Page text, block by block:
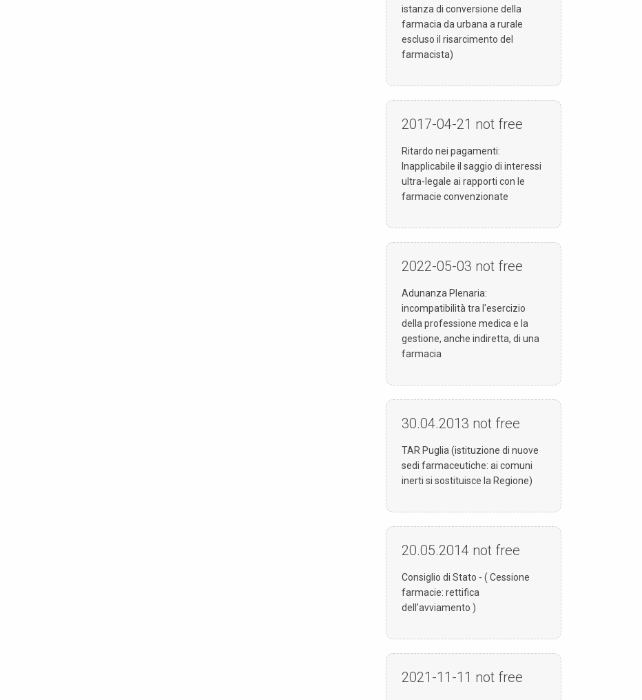
istanza di conversione della
farmacia da urbana a rurale
escluso il risarcimento del
farmacista)
2017-04-21 not free
Ritardo nei pagamenti:
Inapplicabile il saggio di interessi
ultra-legale ai rapporti con le
farmacie convenzionate
2022-05-03 not free
Adunanza Plenaria:
incompatibilità tra l'esercizio
della professione medica e la
gestione, anche indiretta, di una
farmacia
30.04.2013 not free
TAR Puglia (istituzione di nuove
sedi farmaceutiche: ai comuni
inerti si sostituisce la Regione)
20.05.2014 not free
Consiglio di Stato - ( Cessione
farmacie: rettifica
dell’avviamento )
2021-11-11 not free